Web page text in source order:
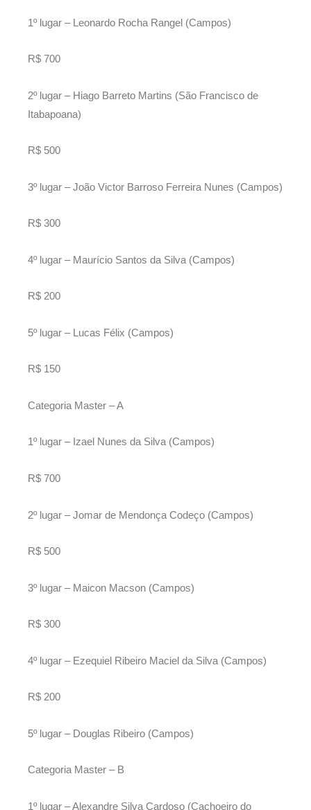
1º lugar – Leonardo Rocha Rangel (Campos)
R$ 700
2º lugar – Hiago Barreto Martins (São Francisco de
Itabapoana)
R$ 500
3º lugar – João Victor Barroso Ferreira Nunes (Campos)
R$ 300
4º lugar – Maurício Santos da Silva (Campos)
R$ 200
5º lugar – Lucas Félix (Campos)
R$ 150
Categoria Master – A
1º lugar – Izael Nunes da Silva (Campos)
R$ 700
2º lugar – Jomar de Mendonça Codeço (Campos)
R$ 500
3º lugar – Maicon Macson (Campos)
R$ 300
4º lugar – Ezequiel Ribeiro Maciel da Silva (Campos)
R$ 200
5º lugar – Douglas Ribeiro (Campos)
Categoria Master – B
1º lugar – Alexandre Silva Cardoso (Cachoeiro do